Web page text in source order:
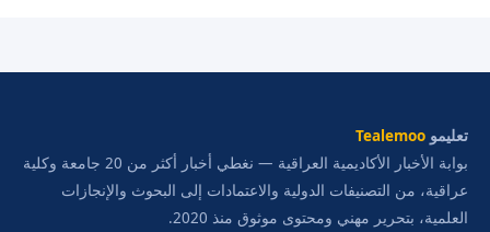
تعليمو Tealemoo
بوابة الأخبار الأكاديمية العراقية — نغطي أخبار أكثر من 20 جامعة وكلية
عراقية، من التصنيفات الدولية والاعتمادات إلى البحوث والإنجازات
العلمية، بتحرير مهني ومحتوى موثوق منذ 2020.